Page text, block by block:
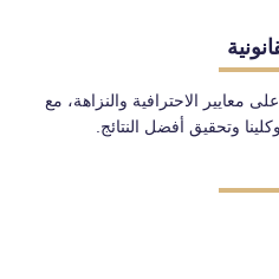
معايير الاحترافية والنزاهة، مع
وتحقيق أفضل النتائج.